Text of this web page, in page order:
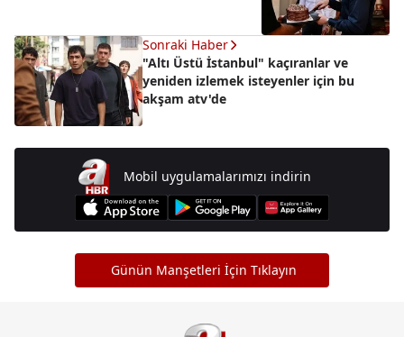
Sonraki Haber
"Altı Üstü İstanbul" kaçıranlar ve
yeniden izlemek isteyenler için bu
akşam atv'de
Mobil uygulamalarımızı indirin
Günün Manşetleri İçin Tıklayın